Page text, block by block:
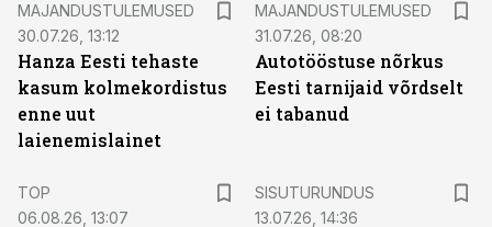
MAJANDUSTULEMUSED
30.07.26, 13:12
Hanza Eesti tehaste
kasum kolmekordistus
enne uut
laienemislainet
MAJANDUSTULEMUSED
31.07.26, 08:20
Autotööstuse nõrkus
Eesti tarnijaid võrdselt
ei tabanud
TOP
06.08.26, 13:07
SISUTURUNDUS
13.07.26, 14:36